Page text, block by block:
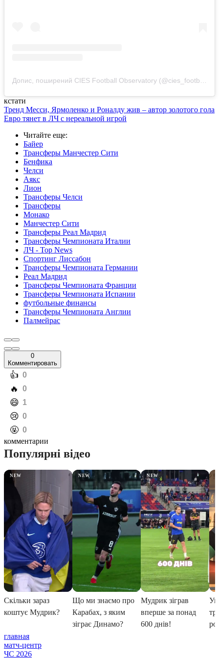
кстати
Тренд Месси, Ярмоленко и Роналду жив – автор золотого гола
Евро тянет в ЛЧ с нереальной игрой
Читайте еще:
Байер
Трансферы Манчестер Сити
Бенфика
Челси
Аякс
Лион
Трансферы Челси
Трансферы
Монако
Манчестер Сити
Трансферы Реал Мадрид
Трансферы Чемпионата Италии
ЛЧ - Top News
Спортинг Лиссабон
Трансферы Чемпионата Германии
Реал Мадрид
Трансферы Чемпионата Франции
Трансферы Чемпионата Испании
футбольные финансы
Трансферы Чемпионата Англии
Палмейрас
0
Комментировать
️👍 0
️🔥 0
️😄 1
️😢 0
️🤬 0
комментарии
главная
матч-центр
ЧС 2026